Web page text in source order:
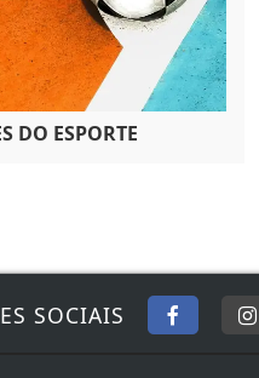
DO ESPORTE
SOCIAIS